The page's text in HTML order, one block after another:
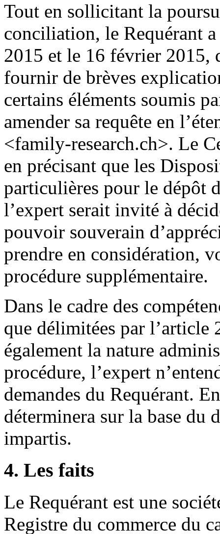
Tout en sollicitant la
conciliation, le Requérant
2015 et le 16 février 2015,
fournir de brèves
certains éléments soumis
amender sa requête en
<family-research.ch>. Le
en précisant que les
particulières pour le dépôt
l’expert serait invité à
pouvoir souverain
prendre en considération,
procédure supplémentaire.
Dans le cadre des
que délimitées par l’article
également la nature
procédure, l’expert
demandes du Requérant.
déterminera sur la base du
impartis.
4. Les faits
Le Requérant est une
Registre du commerce du